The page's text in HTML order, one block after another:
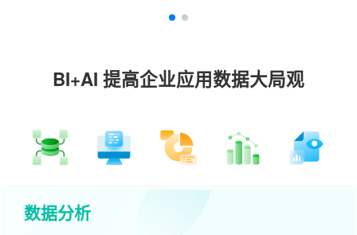
BI+AI 提高企业应用数据大局观
数据分析